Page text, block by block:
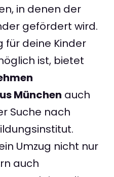
in denen der
gefördert wird.
für deine Kinder
ist, bietet
München auch
Suche nach
Umzug nicht nur
auch